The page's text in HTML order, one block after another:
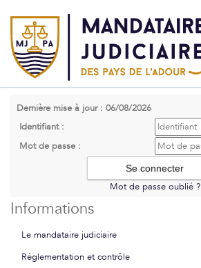
Dernière mise à jour : 06/08/2026
Identifiant :
Mot de passe :
Mot de passe oublié ?
Informations
Le mandataire judiciaire
Réglementation et contrôle